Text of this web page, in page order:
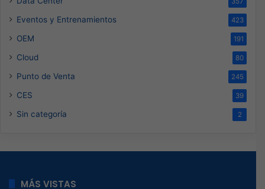
Eventos y Entrenamientos 423
OEM 191
Cloud 80
Punto de Venta 245
CES 39
Sin categoría 2
MÁS VISTAS